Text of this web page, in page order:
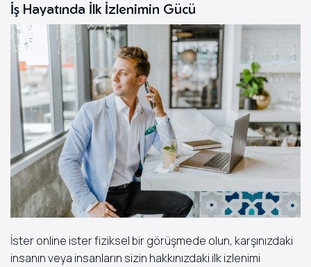
İş Hayatında İlk İzlenimin Gücü
İster online ister fiziksel bir görüşmede olun, karşınızdaki
insanın veya insanların sizin hakkınızdaki ilk izlenimi